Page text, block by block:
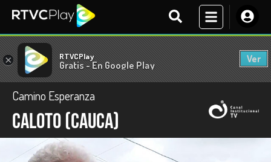
× RTVCPlay
Gratis - En Google Play
Ver
Camino Esperanza
Caloto (Cauca)